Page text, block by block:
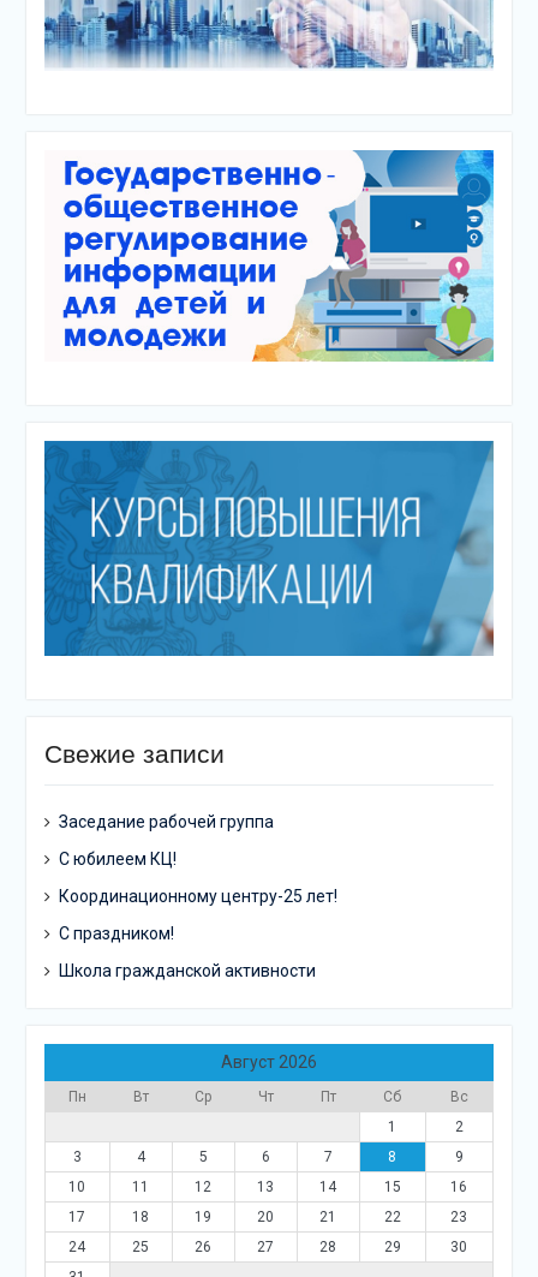
Свежие записи
Заседание рабочей группа
С юбилеем КЦ!
Координационному центру-25 лет!
С праздником!
Школа гражданской активности
Август 2026
Пн Вт Ср Чт Пт Сб
Вс
1
2
3
4 5 6 7 8
9
10
11 12 13 14 15
16
17
18 19 20 21 22
23
24
25 26 27 28 29
30